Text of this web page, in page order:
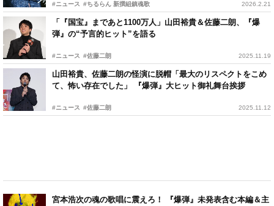
#ニュース #ちるらん 新撰組鎮魂歌 2026.2.21
「『国宝』まであと1100万人」山田裕貴＆佐藤二朗、『爆
弾』の“予言的ヒット”を語る
#ニュース #佐藤二朗 2025.11.19
山田裕貴、佐藤二朗の怪演に脱帽「最大のリスペクトをこめ
て、怖い存在でした」 『爆弾』大ヒット御礼舞台挨拶
#ニュース #佐藤二朗 2025.11.12
宮本浩次の魂の歌唱に震えろ！ 『爆弾』未発表含む本編＆主